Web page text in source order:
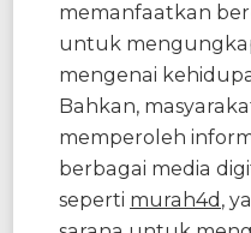
memanfaatkan
untuk
mengenai
Bahkan,
memperoleh
berbagai media
seperti murah4d ,